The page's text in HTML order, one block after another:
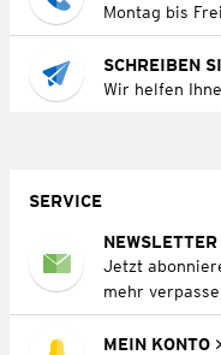
Montag bis
SCHREIBEN
Wir helfen
SERVICE
NEWSLETTER
Jetzt
mehr
MEIN KONTO